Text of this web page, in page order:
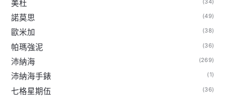
美杜
諾莫思 (49)
歐米加 (38)
帕瑪強泥 (36)
沛納海 (269)
沛納海手錶 (1)
七格星期伍 (36)